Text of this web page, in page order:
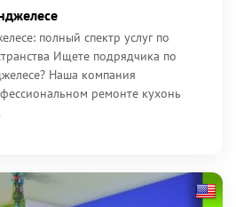
полный спектр услуг по
Ищете подрядчика по
Наша компания
ремонте кухонь